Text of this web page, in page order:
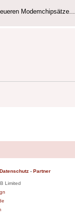
Modemchipsätze...
Datenschutz - Partner
Limited